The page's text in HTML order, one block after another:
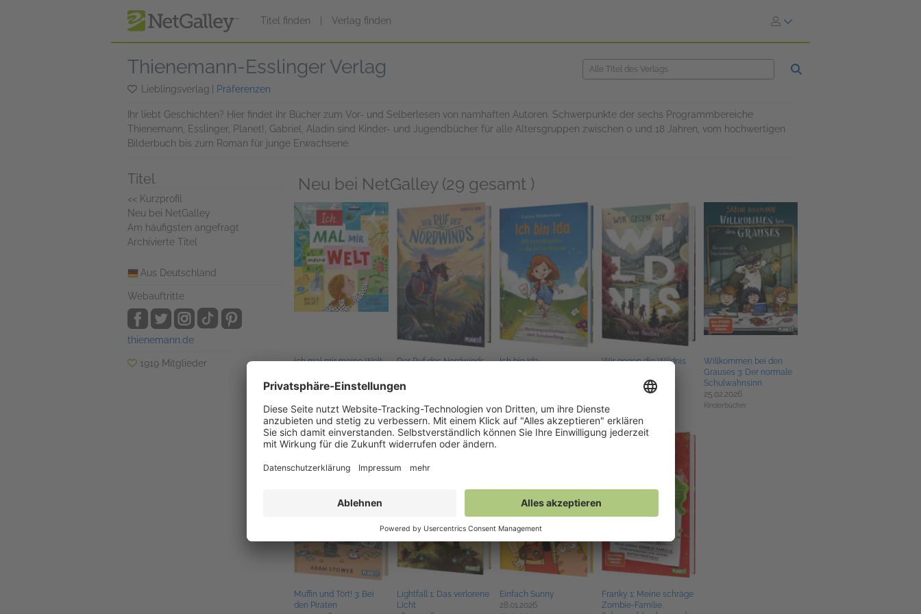
Titel finden Verlag finden
Thienemann-Esslinger Verlag
Lieblingsverlag Präferenzen
Ihr liebt Geschichten? Hier findet ihr Bücher zum Vor- und Selberlesen von namhaften Autoren. Schwerpunkte der sechs Programmbereiche
Thienemann, Esslinger, Planet!, Gabriel, Aladin sind Kinder- und Jugendbücher für alle Altersgruppen zwischen 0 und 18 Jahren, vom hochwertigen
Bilderbuch bis zum Roman für junge Erwachsene.
Titel
<< Kurzprofil
Neu bei NetGalley
Am häufigsten angefragt
Archivierte Titel
Aus Deutschland
Webauftritte
thienemann.de
1919 Mitglieder
Neu bei NetGalley (29 gesamt )
Ich mal mir meine Welt
Kinderbücher,Sachbücher für
Kinder
Der Ruf des Nordwinds
Kinderbücher
Ich bin Ida
Wir gegen die Wildnis
Kinderbücher
Willkommen bei den
Grauses 3: Der normale
Schulwahnsinn
25.02.2026
Kinderbücher
Muffin und Tört! 3: Bei
den Piraten
Lightfall 1: Das verlorene
Licht
Einfach Sunny
28.01.2026
Franky 1: Meine schräge
Zombie-Familie,